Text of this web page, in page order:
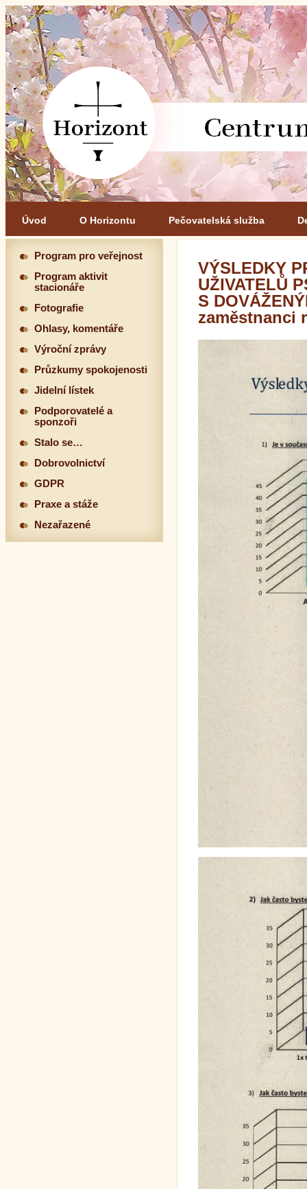
Úvod O Horizontu Pečovatelská služba
VÝSLEDKY
UŽIVATELŮ
S
zaměstnanci
Program pro veřejnost
Program aktivit
stacionáře
Fotografie
Ohlasy, komentáře
Výroční zprávy
Průzkumy spokojenosti
Jidelní lístek
Podporovatelé a
sponzoři
Stalo se…
Dobrovolnictví
GDPR
Praxe a stáže
Nezařazené